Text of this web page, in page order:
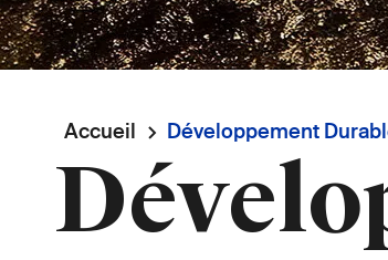
Fil
d'Ariane
Accueil Développement